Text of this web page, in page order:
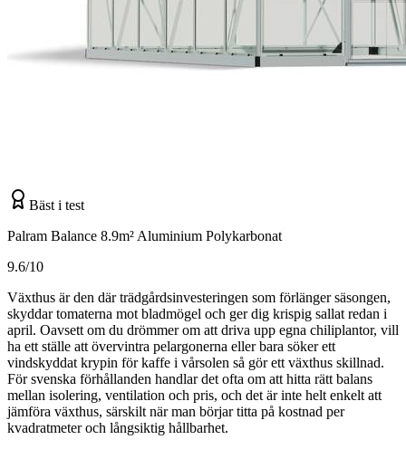
Bäst i test
Palram Balance 8.9m² Aluminium Polykarbonat
9.6/10
Växthus är den där trädgårdsinvesteringen som förlänger säsongen,
skyddar tomaterna mot bladmögel och ger dig krispig sallat redan i
april. Oavsett om du drömmer om att driva upp egna chiliplantor, vill
ha ett ställe att övervintra pelargonerna eller bara söker ett
vindskyddat krypin för kaffe i vårsolen så gör ett växthus skillnad.
För svenska förhållanden handlar det ofta om att hitta rätt balans
mellan isolering, ventilation och pris, och det är inte helt enkelt att
jämföra växthus, särskilt när man börjar titta på kostnad per
kvadratmeter och långsiktig hållbarhet.